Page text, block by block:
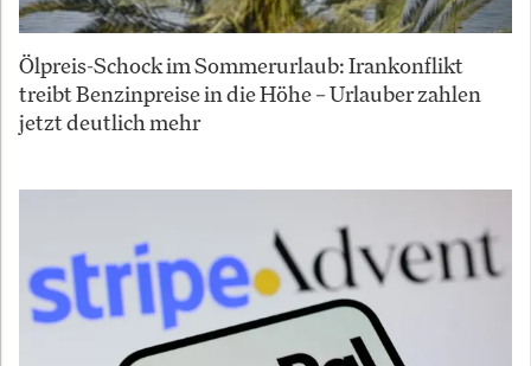
Ölpreis-Schock im Sommerurlaub: Irankonflikt
treibt Benzinpreise in die Höhe – Urlauber zahlen
jetzt deutlich mehr